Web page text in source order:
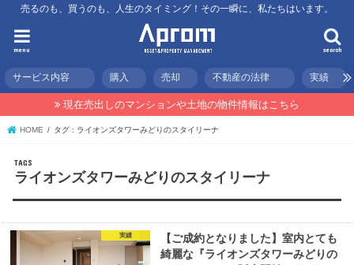
売るのも、買うのも、人生のタイミング！その一瞬に、私たちはいます。
search
menu
サービス内容 購入 売却 不動産の法律 実績
現在売出しのマンションや土地の物件情報はこちら
HOME タグ : ライオンズタワーみどりのスタイリーナ
ライオンズタワーみどりのスタイリーナ
実績
【ご成約となりました】室内とても
綺麗な『ライオンズタワーみどりの